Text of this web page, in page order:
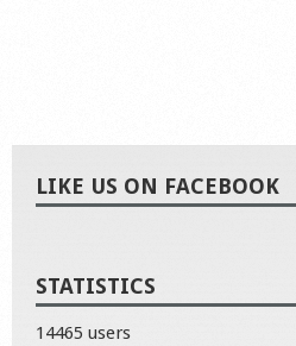
LIKE US ON FACEBOOK
STATISTICS
14465 users